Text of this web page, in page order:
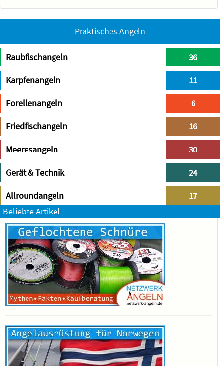
Praktisches Angeln
Raubfischangeln 36
Karpfenangeln 11
Forellenangeln 6
Friedfischangeln 16
Meeresangeln 30
Gerät & Technik 24
Allroundangeln
17
Beliebte Artikel